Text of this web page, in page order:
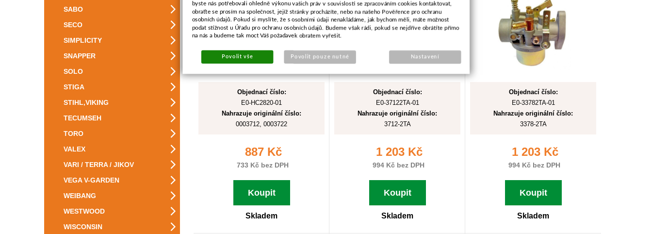
SABO
SECO
SIMPLICITY
SNAPPER
SOLO
STIGA
STIHL,VIKING
TECUMSEH
TORO
VALEX
VARI / TERRA / JIKOV
VEGA V-GARDEN
WEIBANG
WESTWOOD
WISCONSIN
Objednací číslo:
E0-HC2820-01
Nahrazuje originální číslo:
0003712, 0003722
887 Kč
733 Kč bez DPH
Koupit
Skladem
Objednací číslo:
E0-37122TA-01
Nahrazuje originální číslo:
3712-2TA
1 203 Kč
994 Kč bez DPH
Koupit
Skladem
Objednací číslo:
E0-33782TA-01
Nahrazuje originální číslo:
3378-2TA
1 203 Kč
994 Kč bez DPH
Koupit
Skladem
byste nás potřebovali ohledně výkonu vašich práv v souvislosti se zpracováním cookies kontaktovat,
obraťte se prosím na společnost, jejíž stránky procházíte, nebo na našeho Pověřence pro ochranu
osobních údajů. Pokud si myslíte, že s osobními údaji nenakládáme, jak bychom měli, máte možnost
podat stížnost u Úřadu pro ochranu osobních údajů. Budeme však rádi, pokud se nejdříve obrátíte přímo
na nás a budeme tak moct Váš požadavek obratem vyřešit.
Povolit vše Povolit pouze nutné Nastavení